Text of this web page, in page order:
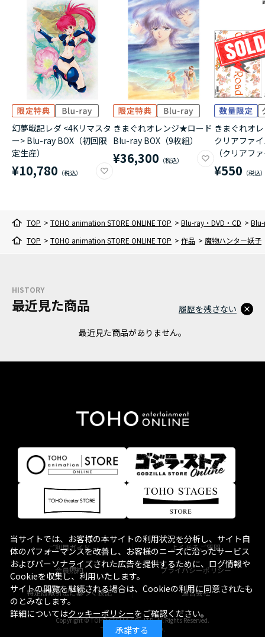
幻夢戦記レダ <4Kリマスタ
ー> Blu-ray BOX（初回限
定生産）
¥10,780
きまぐれオレンジ★ロード
Blu-ray BOX（9枚組）
¥36,300
きまぐれオ
クリアファ
（クリアフ
¥550
TOP > TOHO animation STORE ONLINE TOP > Blu-ray・DVD・CD >
TOP > TOHO animation STORE ONLINE TOP > 作品 > 魔物ハンター妖子
HISTORY
最近見た商品
最近見た商品がありません。
履歴を残さない
ご利用ガイド よくあるご質問
会員規約 プライバシーポリシー
特定商取引法に基づく表記 運営会社
Copyright © TOHO STELLA CO., LTD. All Rights Reserved.
TM & © TOHO CO., LTD.
当サイトでは、お客様の本サイトの利用状況を分析し、サイト自
体のパフォーマンスを改善し、お客様のニーズに沿ったサービス
およびパーソナライズされた広告を提供するために、ログ情報や
Cookieを収集し、利用いたします。
サイトの閲覧を継続される場合は、Cookieの利用に同意されたも
のとみなします。
詳細についてはクッキーポリシーをご確認ください。
承諾する